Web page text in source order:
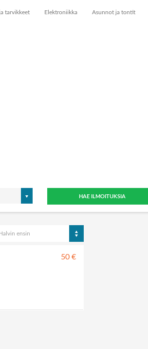
tarvikkeet Elektroniikka Asunnot ja tontit
HAE ILMOITUKSIA
ensin
50 €